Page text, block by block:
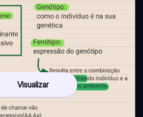
Visualizar